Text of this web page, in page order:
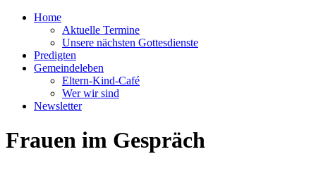
Home
Aktuelle Termine
Unsere nächsten Gottesdienste
Predigten
Gemeindeleben
Eltern-Kind-Café
Wer wir sind
Newsletter
Frauen im Gespräch